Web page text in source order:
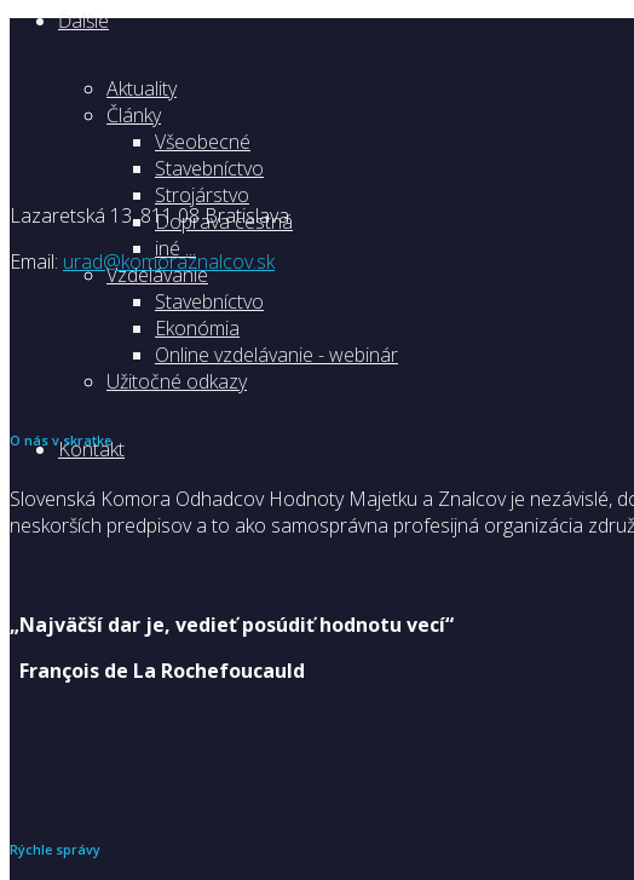
Ďalšie
Aktuality
Články
Všeobecné
Stavebníctvo
Strojárstvo
Doprava cestná
iné ...
Vzdelávanie
Stavebníctvo
Ekonómia
Online vzdelávanie - webinár
Užitočné odkazy
Kontakt
Lazaretská 13, 811 08 Bratislava
Email: urad@komoraznalcov.sk
O nás v skratke
Slovenská Komora Odhadcov Hodnoty Majetku a Znalcov je nezávislé,
neskorších predpisov a to ako samosprávna profesijná organizácia
„Najväčší dar je, vedieť posúdiť hodnotu vecí“
François de La Rochefoucauld
Rýchle správy